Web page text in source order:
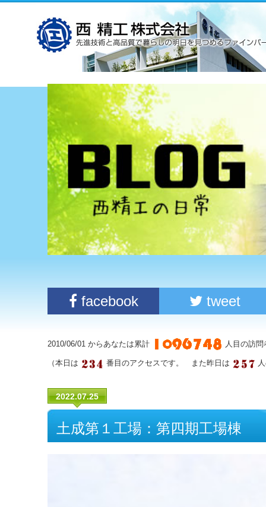
facebook tweet
2010/06/01 からあなたは累計 人目の訪
（本日は 番目のアクセスです。 また昨日は
2022.07.25
土成第１工場：第四期工場棟